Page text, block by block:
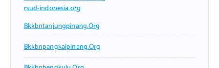
rsud-indonesia.org
Bkkbntanjungpinang.org
Bkkbnpangkalpinang.org